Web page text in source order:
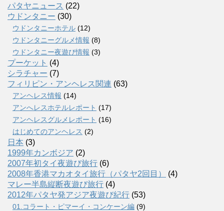
パタヤニュース (22)
ウドンタニー (30)
ウドンタニーホテル (12)
ウドンタニーグルメ情報 (8)
ウドンタニー夜遊び情報 (3)
プーケット (4)
シラチャー (7)
フィリピン・アンヘレス関連 (63)
アンヘレス情報 (14)
アンへレスホテルレポート (17)
アンヘレスグルメレポート (16)
はじめてのアンヘレス (2)
日本 (3)
1999年カンボジア (2)
2007年初タイ夜遊び旅行 (6)
2008年香港マカオタイ旅行（パタヤ2回目）
(4)
マレー半島縦断夜遊び旅行 (4)
2012年パタヤ発アジア夜遊び紀行 (53)
01.コラート・ピマーイ・コンケーン編 (9)